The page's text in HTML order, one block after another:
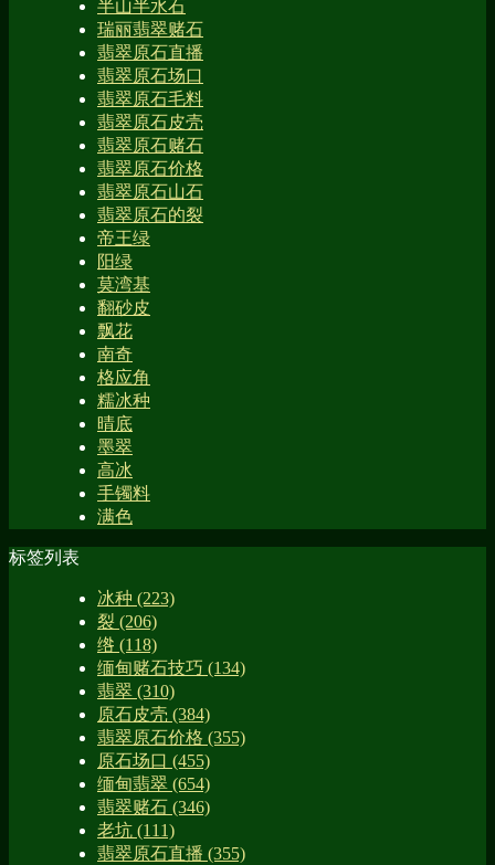
半山半水石
瑞丽翡翠赌石
翡翠原石直播
翡翠原石场口
翡翠原石毛料
翡翠原石皮壳
翡翠原石赌石
翡翠原石价格
翡翠原石山石
翡翠原石的裂
帝王绿
阳绿
莫湾基
翻砂皮
飘花
南奇
格应角
糯冰种
晴底
墨翠
高冰
手镯料
满色
标签列表
冰种 (223)
裂 (206)
绺 (118)
缅甸赌石技巧 (134)
翡翠 (310)
原石皮壳 (384)
翡翠原石价格 (355)
原石场口 (455)
缅甸翡翠 (654)
翡翠赌石 (346)
老坑 (111)
翡翠原石直播 (355)